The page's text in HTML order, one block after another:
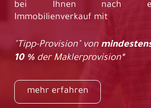
bei Ihnen nach
Immobilienverkauf mit
"Tipp-Provision" von
10 %der Maklerprovision*
mehr erfahren